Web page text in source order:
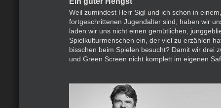
Weil zumindest Herr Sigl und ich schon in
fortgeschrittenen Jugendalter sind, haben wir
laden wir uns nicht einen gemütlichen,
Spielkulturmenschen ein, der viel zu erzählen
bisschen beim Spielen besucht? Damit wir drei
und Green Screen nicht komplett im eigenen